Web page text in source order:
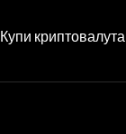
Купи криптовалута